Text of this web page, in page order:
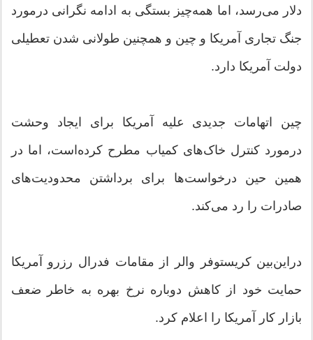
دلار می‌رسد، اما همه‌چیز بستگی به ادامه نگرانی درمورد
جنگ تجاری آمریکا و چین و همچنین طولانی شدن تعطیلی
دولت آمریکا دارد.
چین اتهامات جدیدی علیه آمریکا برای ایجاد وحشت
درمورد کنترل خاک‌های کمیاب مطرح کرده‌است، اما در
همین حین درخواست‌ها برای برداشتن محدودیت‌های
صادرات را رد می‌کند.
دراین‌بین کریستوفر والر از مقامات فدرال رزرو آمریکا
حمایت خود از کاهش دوباره نرخ بهره به خاطر ضعف
بازار کار آمریکا را اعلام کرد.